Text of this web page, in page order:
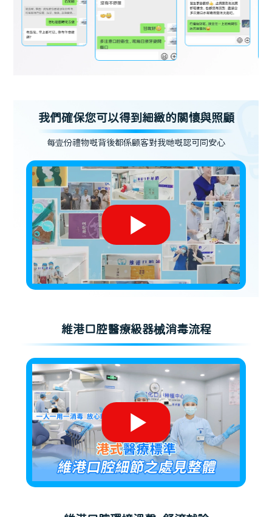
我們確保您可以得到細緻的關懷與照顧
每壹份禮物嘅背後都係顧客對我哋嘅認可同安心
維港口腔醫療級器械消毒流程